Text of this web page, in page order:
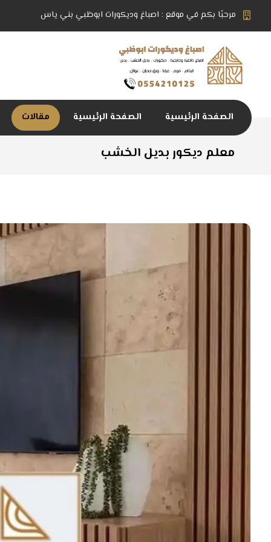
مرحبًا بكم في موقع : اصباغ وديكورات ابوظبي بني ياس
الصفحة الرئيسية الصفحة الرئيسية مقالات
معلم ديكور بديل الخشب